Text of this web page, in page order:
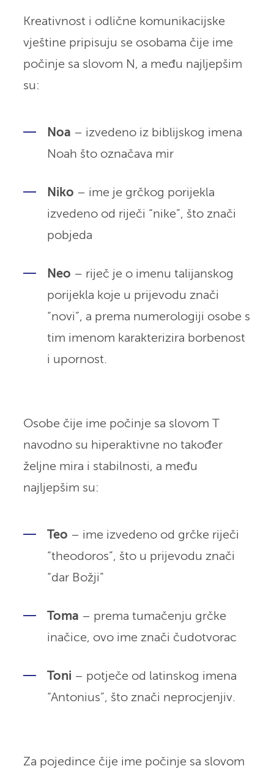
Kreativnost i odlične komunikacijske
vještine pripisuju se osobama čije ime
počinje sa slovom N, a među najljepšim
su:
Noa – izvedeno iz biblijskog imena
Noah što označava mir
Niko – ime je grčkog porijekla
izvedeno od riječi “nike”, što znači
pobjeda
Neo – riječ je o imenu talijanskog
porijekla koje u prijevodu znači
“novi”, a prema numerologiji osobe s
tim imenom karakterizira borbenost
i upornost.
Osobe čije ime počinje sa slovom T
navodno su hiperaktivne no također
željne mira i stabilnosti, a među
najljepšim su:
Teo – ime izvedeno od grčke riječi
“theodoros”, što u prijevodu znači
“dar Božji”
Toma – prema tumačenju grčke
inačice, ovo ime znači čudotvorac
Toni – potječe od latinskog imena
“Antonius”, što znači neprocjenjiv.
Za pojedince čije ime počinje sa slovom